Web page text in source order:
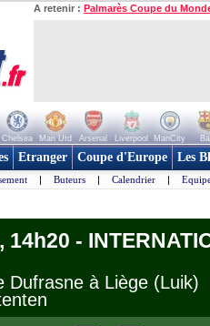
A retenir : Palmarès Coupe du
Chelsea Man Utd Arsenal Liverpool ManCity
Etranger Coupe d'Europe Les
| Buteurs | Calendrier |
14h20 -
Dufrasne à Liège